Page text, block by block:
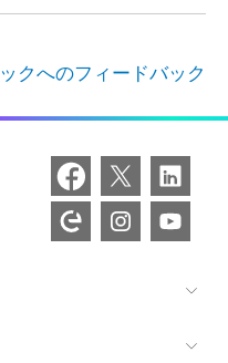
クへのフィードバック